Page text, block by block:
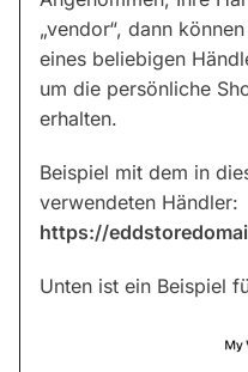
„vendor“, dann
eines beliebigen
um die persönliche
erhalten.
Beispiel mit dem in
verwendeten Händler:
https://
Unten ist ein Beispiel